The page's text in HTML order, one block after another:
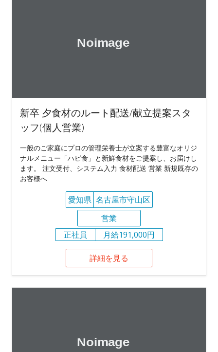
新卒 夕食材のルート配送/献立提案スタ
ッフ(個人営業)
一般のご家庭にプロの管理栄養士が立案する豊富なオリジ
ナルメニュー「ハピ食」と新鮮食材をご提案し、お届けし
ます。 注文受付、システム入力 食材配送 営業 新規既存の
お客様へ
愛知県 名古屋市守山区
営業
正社員
月給191,000円
詳細を見る